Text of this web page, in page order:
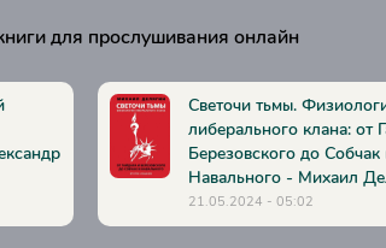
для прослушивания онлайн
Светочи тьмы.
либерального клана: от
Березовского до Собчак
Навального - Михаил
21.05.2024 - 05:02